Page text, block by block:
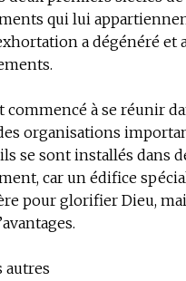
qui lui
a dégénéré et
commencé à se réunir
organisations
se sont installés dans
car un édifice
pour glorifier Dieu,
autres